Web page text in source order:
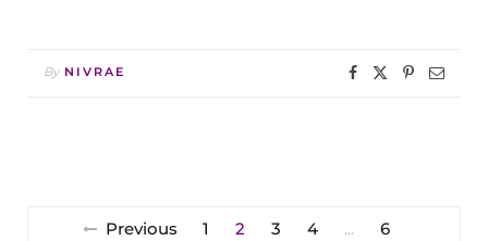
By NIVRAE
Previous 1 2 3 4 …
6